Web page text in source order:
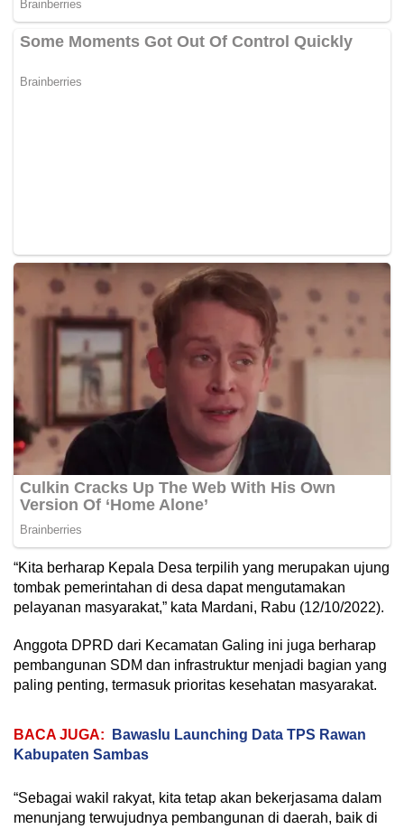
“Kita berharap Kepala Desa terpilih yang merupakan ujung
tombak pemerintahan di desa dapat mengutamakan
pelayanan masyarakat,” kata Mardani, Rabu (12/10/2022).
Anggota DPRD dari Kecamatan Galing ini juga berharap
pembangunan SDM dan infrastruktur menjadi bagian yang
paling penting, termasuk prioritas kesehatan masyarakat.
BACA JUGA:
Bawaslu Launching Data TPS Rawan
Kabupaten Sambas
“Sebagai wakil rakyat, kita tetap akan bekerjasama dalam
menunjang terwujudnya pembangunan di daerah, baik di